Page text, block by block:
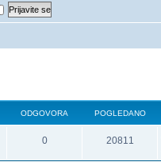
ODGOVORA POGLEDANO
0 20811